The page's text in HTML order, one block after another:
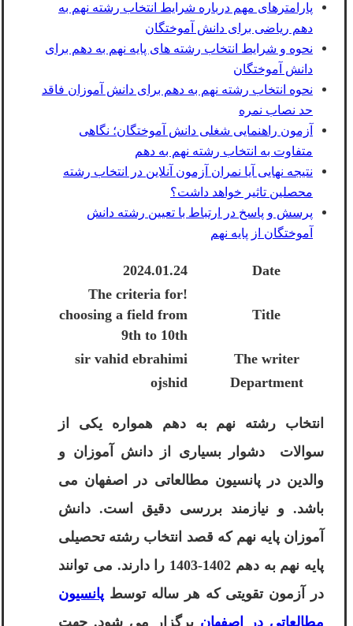
پارامترهای مهم درباره شرایط انتخاب رشته نهم به
دهم ریاضی برای دانش آموختگان
نحوه و شرایط انتخاب رشته های پایه نهم به دهم برای
دانش آموختگان
نحوه انتخاب رشته نهم به دهم برای دانش آموزان فاقد
حد نصاب نمره
آزمون راهنمایی شغلی دانش آموختگان؛ نگاهی
متفاوت به انتخاب رشته نهم به دهم
نتیجه نهایی آیا نمران آزمون آنلاین در انتخاب رشته
محصلین تاثیر خواهد داشت؟
پرسش و پاسخ در ارتباط با تعیین رشته دانش
آموختگان از پایه نهم
Date
2024.01.24
Title
!The criteria for
choosing a field from
9th to 10th
The writer
sir vahid ebrahimi
Department
ojshid
انتخاب رشته نهم به دهم همواره یکی از
سوالات دشوار بسیاری از دانش آموزان و
والدین در پانسیون مطالعاتی در اصفهان می
باشد. و نیازمند بررسی دقیق است. دانش
آموزان پایه نهم که قصد انتخاب رشته تحصیلی
پایه نهم به دهم 1402-1403 را دارند. می توانند
در آزمون تقویتی که هر ساله توسط پانسیون
مطالعاتی در اصفهان برگزار می شود. جهت